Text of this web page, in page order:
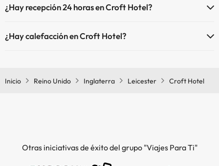
¿Hay recepción 24 horas en Croft Hotel?
¿Hay calefacción en Croft Hotel?
Inicio Reino Unido Inglaterra Leicester Croft Hotel
Otras iniciativas de éxito del grupo "Viajes Para Ti"